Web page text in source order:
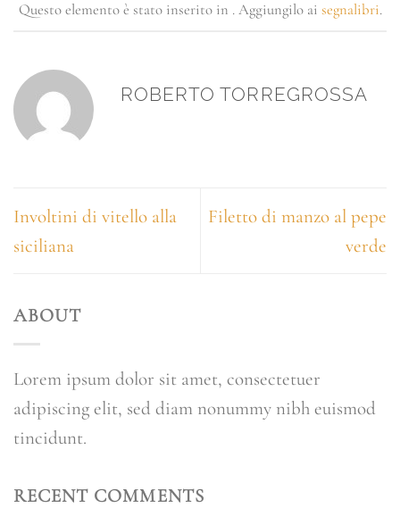
Questo elemento è stato inserito in . Aggiungilo ai segnalibri.
ROBERTO TORREGROSSA
Involtini di vitello alla
siciliana
Filetto di manzo al pepe
verde
ABOUT
Lorem ipsum dolor sit amet, consectetuer
adipiscing elit, sed diam nonummy nibh euismod
tincidunt.
RECENT COMMENTS